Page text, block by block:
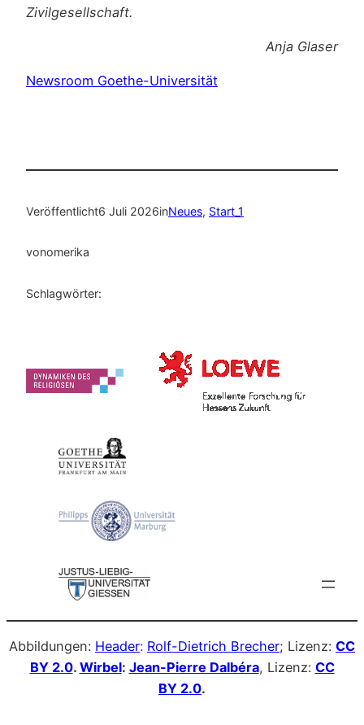
Zivilgesellschaft.
Anja Glaser
Newsroom Goethe-Universität
Veröffentlicht6 Juli 2026inNeues, Start_1
vonomerika
Schlagwörter:
Abbildungen: Header: Rolf-Dietrich Brecher; Lizenz: CC
BY 2.0. Wirbel: Jean-Pierre Dalbéra, Lizenz: CC
BY 2.0.